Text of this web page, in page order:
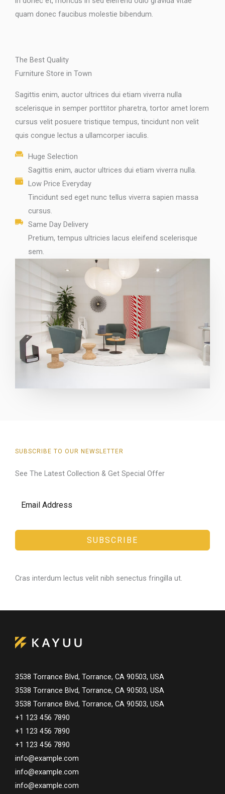
quam donec faucibus molestie bibendum.
The Best Quality
Furniture Store in Town
Sagittis enim, auctor ultrices dui etiam viverra nulla
scelerisque in semper porttitor pharetra, tortor amet lorem
cursus velit posuere tristique tempus, tincidunt non velit
quis congue lectus a ullamcorper iaculis.
Huge Selection
Sagittis enim, auctor ultrices dui etiam viverra nulla.
Low Price Everyday
Tincidunt sed eget nunc tellus viverra sapien massa
cursus.
Same Day Delivery
Pretium, tempus ultricies lacus eleifend scelerisque
sem.
SUBSCRIBE TO OUR NEWSLETTER
See The Latest Collection & Get Special Offer​
SUBSCRIBE
Cras interdum lectus velit nibh senectus fringilla ut.
3538 Torrance Blvd, Torrance, CA 90503, USA
3538 Torrance Blvd, Torrance, CA 90503, USA
3538 Torrance Blvd, Torrance, CA 90503, USA
+1 123 456 7890
+1 123 456 7890
+1 123 456 7890
info@example.com
info@example.com
info@example.com